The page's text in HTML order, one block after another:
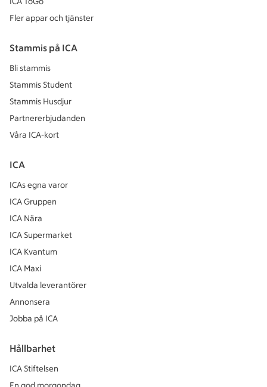
Fler appar och tjänster
Stammis på ICA
Bli stammis
Stammis Student
Stammis Husdjur
Partnererbjudanden
Våra ICA-kort
ICA
ICAs egna varor
ICA Gruppen
ICA Nära
ICA Supermarket
ICA Kvantum
ICA Maxi
Utvalda leverantörer
Annonsera
Jobba på ICA
Hållbarhet
ICA Stiftelsen